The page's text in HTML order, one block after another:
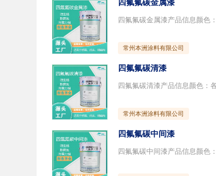
四氟氟碳金属漆
常州本洲涂料有限公司
四氟氟碳清漆
常州本洲涂料有限公司
四氟氟碳中间漆